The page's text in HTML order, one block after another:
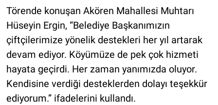
Törende konuşan Akören Mahallesi Muhtarı
Hüseyin Ergin, “Belediye Başkanımızın
çiftçilerimize yönelik destekleri her yıl artarak
devam ediyor. Köyümüze de pek çok hizmeti
hayata geçirdi. Her zaman yanımızda oluyor.
Kendisine verdiği desteklerden dolayı teşekkür
ediyorum.” ifadelerini kullandı.